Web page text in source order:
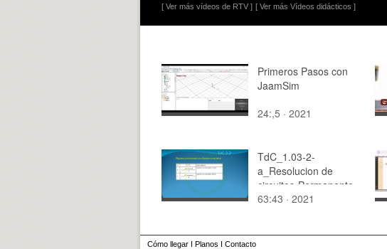
[ Ver más vídeos de RTV ] [ Ver más Vídeos didácticos ]
Primeros Pasos con
JaamSim
24:,5 · 2021
TdC_1.03-2-
a_Resolucion de
circuitos-Permanente-
Estacionario
63:43 · 2021
Cómo llegar I Planos I Contacto